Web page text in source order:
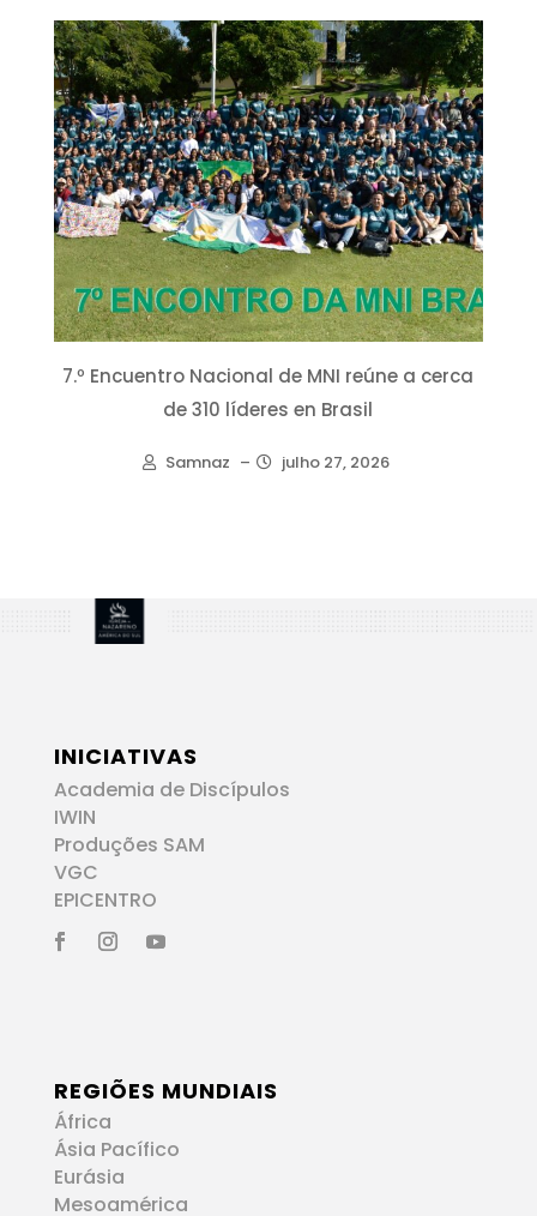
7.º Encuentro Nacional de MNI reúne a cerca
de 310 líderes en Brasil
Samnaz – julho 27, 2026
INICIATIVAS
Academia de Discípulos
IWIN
Produções SAM
VGC
EPICENTRO
REGIÕES MUNDIAIS
África
Ásia Pacífico
Eurásia
Mesoamérica